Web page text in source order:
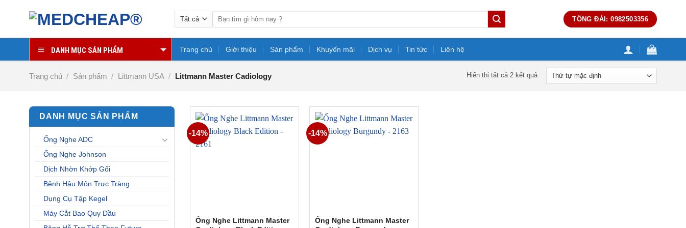
Tìm
kiếm:
TỔNG ĐÀI: 0982503356
DANH MỤC SẢN PHẨM Trang chủ Giới thiệu Sản phẩm Khuyến mãi Dịch vụ Tin tức Liên hệ
Trang chủ / Sản phẩm / Littmann USA / Littmann Master Cadiology Hiển thị tất cả 2 kết quả
DANH MỤC SẢN PHẨM
Ống Nghe ADC
Ống Nghe Johnson
Dịch Nhờn Khớp Gối
Bệnh Hậu Môn Trực Tràng
Dụng Cụ Tập Kegel
Máy Cắt Bao Quy Đầu
-14%
Ống Nghe Littmann Master
-14%
Ống Nghe Littmann Master